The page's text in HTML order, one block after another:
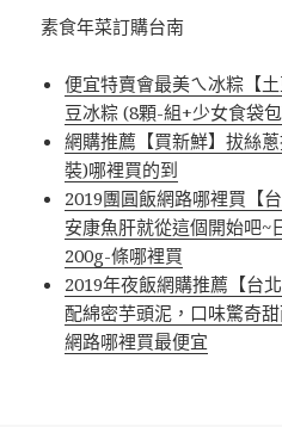
素食年菜訂購台南
便宜特賣會最美ㄟ冰粽【
豆冰粽 (8顆-組+少女食袋
網購推薦【買新鮮】拔絲
裝)哪裡買的到
2019團圓飯網路哪裡買【
安康魚肝就從這個開始吧~
200g-條哪裡買
2019年夜飯網購推薦【台
配綿密芋頭泥，口味驚奇
網路哪裡買最便宜